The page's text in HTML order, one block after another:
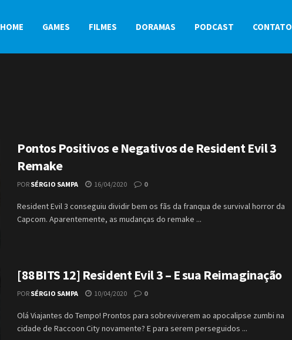
HOME GAMES FILMES DORAMAS PODCAST CONTATO
Pontos Positivos e Negativos de Resident Evil 3
Remake
POR SÉRGIO SAMPA 16/04/2020 0
Resident Evil 3 conseguiu dividir bem os fãs da franqua de survival horror da
Capcom. Aparentemente, as mudanças do remake ...
[88BITS 12] Resident Evil 3 – E sua Reimaginação
POR SÉRGIO SAMPA 10/04/2020 0
Olá Viajantes do Tempo! Prontos para sobreviverem ao apocalipse zumbi na
cidade de Raccoon City novamente? E para serem perseguidos ...